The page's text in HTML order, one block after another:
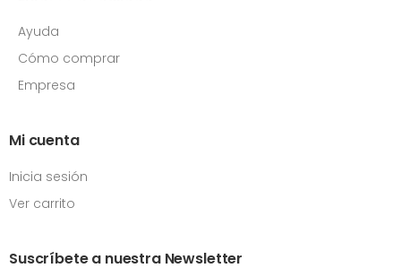
Ayuda
Cómo comprar
Empresa
Mi cuenta
Inicia sesión
Ver carrito
Suscríbete a nuestra Newsletter